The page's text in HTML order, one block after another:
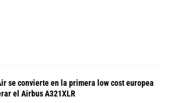
se convierte en la primera low cost europea
el Airbus A321XLR